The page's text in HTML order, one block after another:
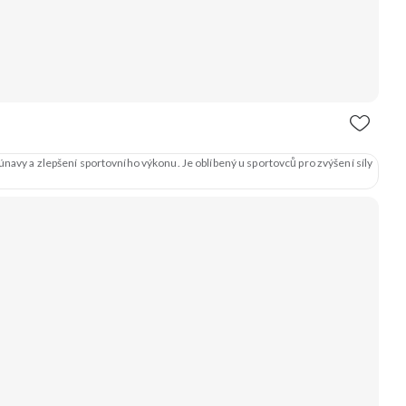
a zlepšení sportovního výkonu. Je oblíbený u sportovců pro zvýšení síly